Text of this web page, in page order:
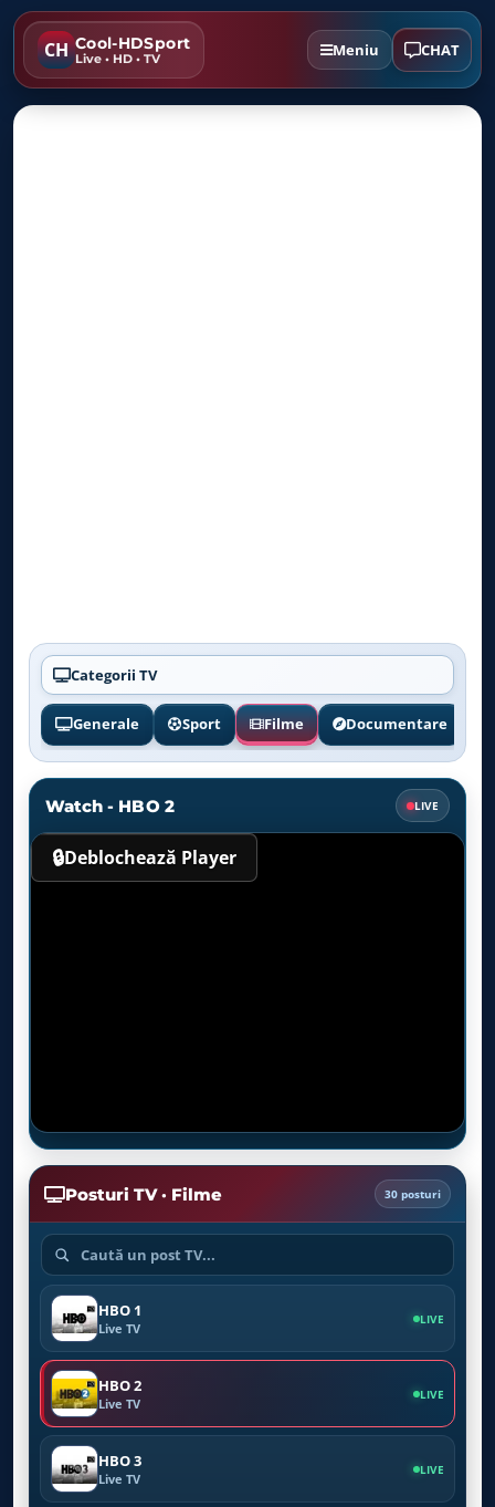
CH Cool-HDSport
Live • HD • TV Meniu CHAT
Categorii TV
Generale Sport Filme Documentare
Watch - HBO 2 LIVE
🔒Deblochează Player
Posturi TV · Filme 30 posturi
HBO 1
Live TV
LIVE
HBO 2
Live TV
LIVE
HBO 3
Live TV
LIVE